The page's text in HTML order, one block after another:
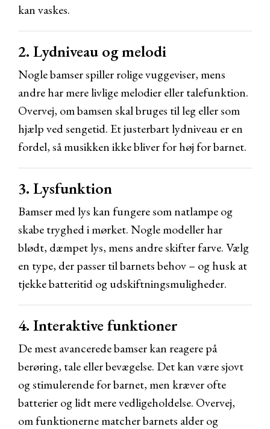
kan vaskes.
2. Lydniveau og melodi
Nogle bamser spiller rolige vuggeviser, mens
andre har mere livlige melodier eller talefunktion.
Overvej, om bamsen skal bruges til leg eller som
hjælp ved sengetid. Et justerbart lydniveau er en
fordel, så musikken ikke bliver for høj for barnet.
3. Lysfunktion
Bamser med lys kan fungere som natlampe og
skabe tryghed i mørket. Nogle modeller har
blødt, dæmpet lys, mens andre skifter farve. Vælg
en type, der passer til barnets behov – og husk at
tjekke batteritid og udskiftningsmuligheder.
4. Interaktive funktioner
De mest avancerede bamser kan reagere på
berøring, tale eller bevægelse. Det kan være sjovt
og stimulerende for barnet, men kræver ofte
batterier og lidt mere vedligeholdelse. Overvej,
om funktionerne matcher barnets alder og